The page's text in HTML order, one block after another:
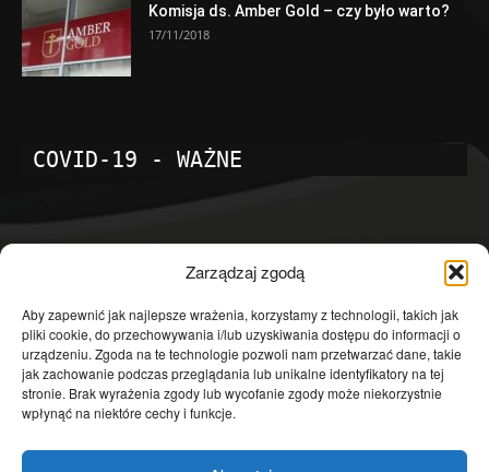
Zarządzaj zgodą
Aby zapewnić jak najlepsze wrażenia, korzystamy z technologii, takich jak
pliki cookie, do przechowywania i/lub uzyskiwania dostępu do informacji o
urządzeniu. Zgoda na te technologie pozwoli nam przetwarzać dane, takie
jak zachowanie podczas przeglądania lub unikalne identyfikatory na tej
stronie. Brak wyrażenia zgody lub wycofanie zgody może niekorzystnie
wpłynąć na niektóre cechy i funkcje.
Komisja ds. Amber Gold – czy było warto?
17/11/2018
COVID-19 - WAŻNE
Temat dnia
4601
Publicystyka
4363
Polityka
3639
Polska
Społeczeństwo
2823